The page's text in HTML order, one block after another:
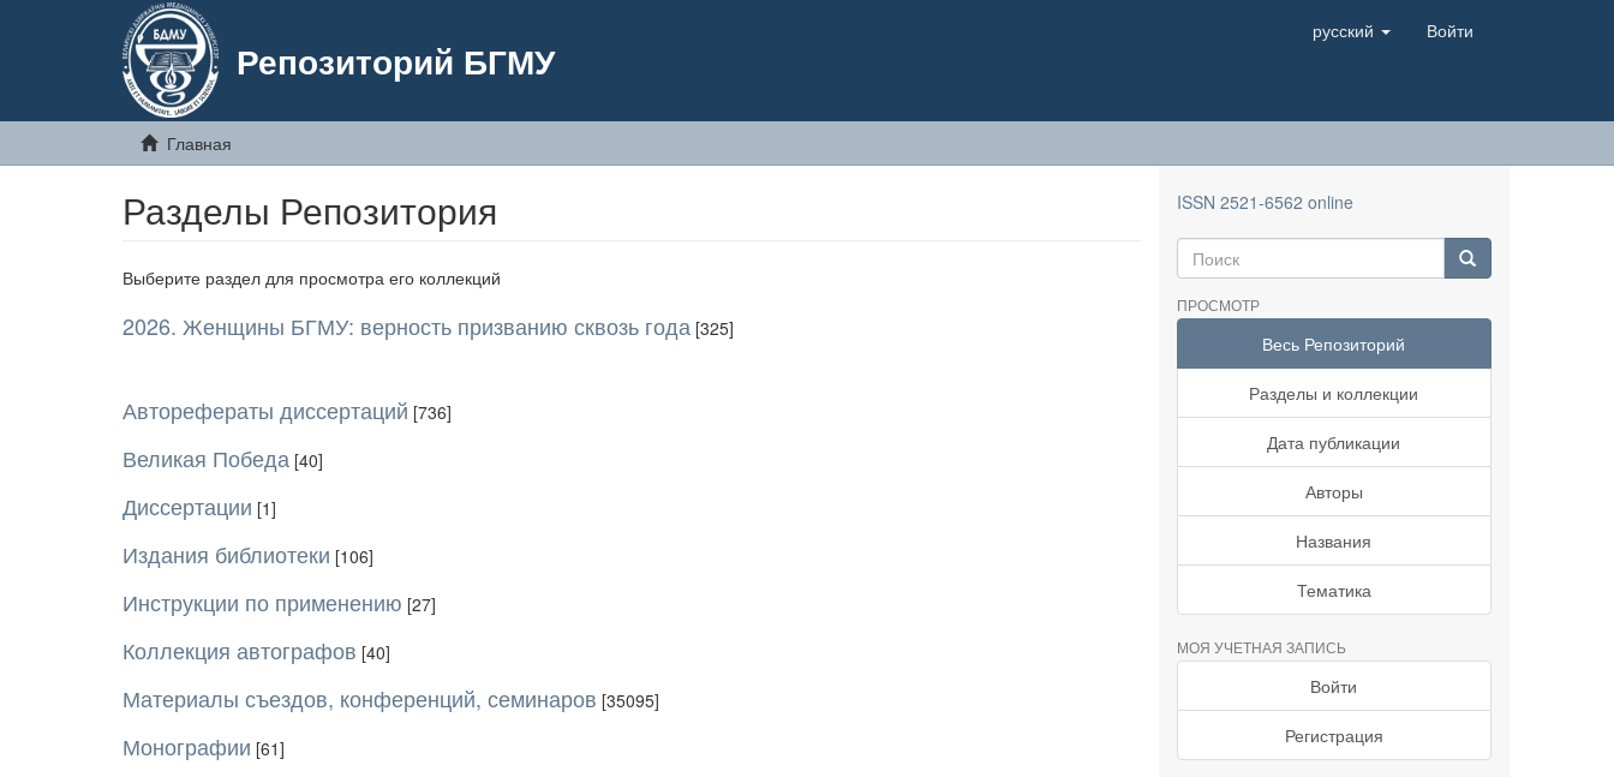
Репозиторий БГМУ
русский Войти
Главная
Разделы Репозитория
Выберите раздел для просмотра его коллекций
2026. Женщины БГМУ: верность призванию сквозь года [325]
Авторефераты диссертаций [736]
Великая Победа [40]
Диссертации [1]
Издания библиотеки [106]
Инструкции по применению [27]
Коллекция автографов [40]
Материалы съездов, конференций, семинаров [35095]
Монографии [61]
ISSN 2521-6562 online
ПРОСМОТР
Весь Репозиторий
Разделы и коллекции
Дата публикации
Авторы
Названия
Тематика
МОЯ УЧЕТНАЯ ЗАПИСЬ
Войти
Регистрация